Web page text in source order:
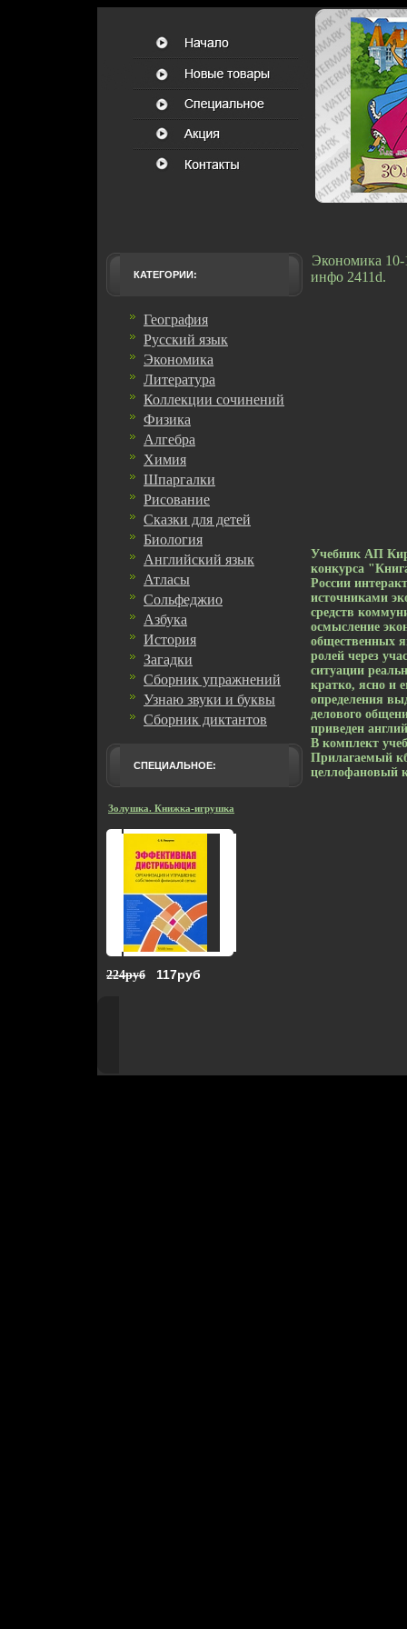
КАТЕГОРИИ:
География
Русский язык
Экономика
Литература
Коллекции сочинений
Физика
Алгебра
Химия
Шпаргалки
Рисование
Сказки для детей
Биология
Английский язык
Атласы
Сольфеджио
Азбука
История
Загадки
Сборник упражнений
Узнаю звуки и буквы
Сборник диктантов
СПЕЦИАЛЬНОЕ:
Золушка. Книжка-игрушка
224руб 117руб
Экономика 10-
инфо 2411d.
Учебник АП
конкурса
России
источниками
средств
осмысление
общественных
ролей через
ситуации
кратко, ясно и
определения
делового
приведен
В комплект
Прилагаемый
целлофановый